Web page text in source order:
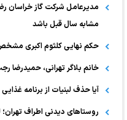
مدیرعامل شرکت گاز خراسان
مشابه سال قبل باشد
حکم نهایی کلثوم اکبری
خانم بلاگر تهرانی، حمیدرضا
آیا حذف لبنیات از برنامه
روستاهای دیدنی اطراف